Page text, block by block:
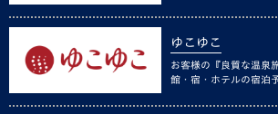
ゆこゆこ
お客様の『良質な温泉
館・宿・ホテルの宿泊